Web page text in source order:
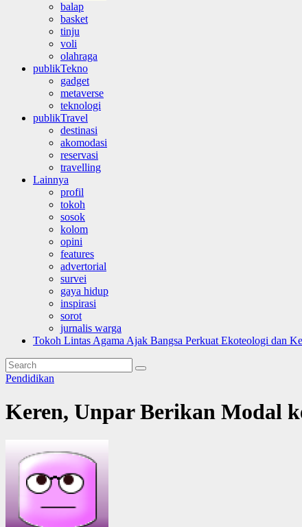
balap
basket
tinju
voli
olahraga
publikTekno
gadget
metaverse
teknologi
publikTravel
destinasi
akomodasi
reservasi
travelling
Lainnya
profil
tokoh
sosok
kolom
opini
features
advertorial
survei
gaya hidup
inspirasi
sorot
jurnalis warga
Tokoh Lintas Agama Ajak Bangsa Perkuat Ekoteologi dan
Pendidikan
Keren, Unpar Berikan Modal